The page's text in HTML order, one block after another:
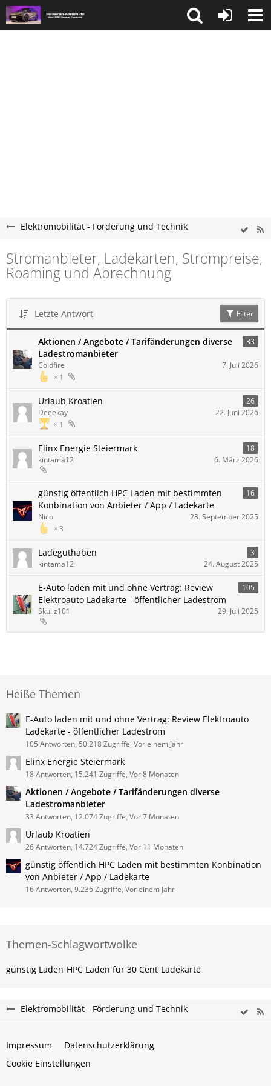
Elektromobilität - Förderung und Technik
Stromanbieter, Ladekarten, Strompreise,
Roaming und Abrechnung
Letzte Antwort Filter
Aktionen / Angebote / Tarifänderungen diverse
Ladestromanbieter
33
1
Coldfire 7. Juli 2026
Urlaub Kroatien 26
1
Deeekay 22. Juni 2026
Elinx Energie Steiermark
18
kintama12
6. März 2026
günstig öffentlich HPC Laden mit bestimmten
Konbination von Anbieter / App / Ladekarte
16
3
Nico 23. September 2025
Ladeguthaben
3
kintama12
24. August 2025
E-Auto laden mit und ohne Vertrag: Review
Elektroauto Ladekarte - öffentlicher Ladestrom
105
Skullz101 29. Juli 2025
Heiße Themen
E-Auto laden mit und ohne Vertrag: Review Elektroauto
Ladekarte - öffentlicher Ladestrom
105 Antworten, 50.218 Zugriffe, Vor einem Jahr
Elinx Energie Steiermark
18 Antworten, 15.241 Zugriffe, Vor 8 Monaten
Aktionen / Angebote / Tarifänderungen diverse
Ladestromanbieter
33 Antworten, 12.074 Zugriffe, Vor 7 Monaten
Urlaub Kroatien
26 Antworten, 14.724 Zugriffe, Vor 11 Monaten
günstig öffentlich HPC Laden mit bestimmten Konbination
von Anbieter / App / Ladekarte
16 Antworten, 9.236 Zugriffe, Vor einem Jahr
Themen-Schlagwortwolke
günstig Laden HPC Laden für 30 Cent Ladekarte
Elektromobilität - Förderung und Technik
Impressum
Datenschutzerklärung
Cookie Einstellungen